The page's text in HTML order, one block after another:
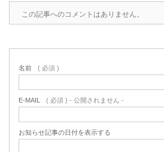
この記事へのコメントはありません。
名前 ( 必須 )
E-MAIL ( 必須 ) - 公開されません -
お知らせ記事の日付を表示する